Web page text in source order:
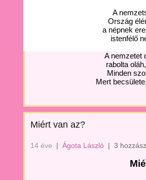
A
Ország
a népnek
istenfélő
A nemzetet
rabolta
Minden
Mert
Miért van az?
14 éve | Ágota László | 3